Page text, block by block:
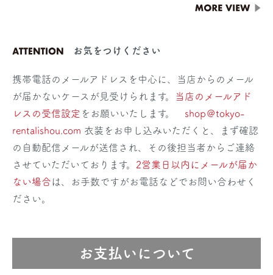
お気をつけください
携帯電話のメールアドレスを中心に、当店からのメール
が届かないケースが見受けられます。
当店のメールアド
レスの受信設定 をお願いいたします。 shop＠tokyo-
rentalishou.com 衣装をお申し込みいただくと、まず確認
の自動配信メールが送信され、その後担当者からご連絡
させていただいております。 2営業日以内にメールが届か
ない場合は、お手数ですがお電話などでお問い合わせく
ださい。
お支払いについて